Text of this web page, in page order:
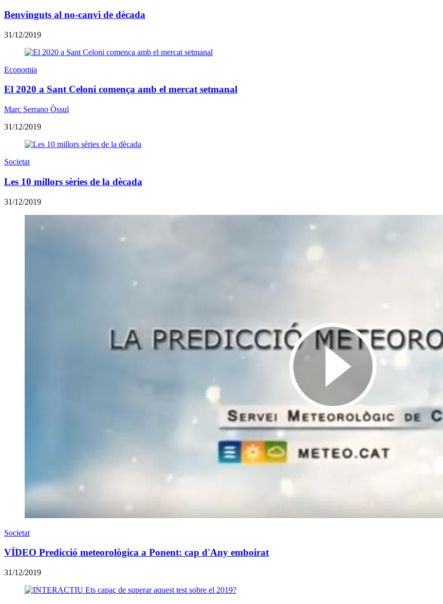
Benvinguts al no-canvi de dècada
31/12/2019
Economia
El 2020 a Sant Celoni comença amb el mercat setmanal
Marc Serrano Òssul
31/12/2019
Societat
Les 10 millors sèries de la dècada
31/12/2019
Societat
VÍDEO Predicció meteorològica a Ponent: cap d'Any emboirat
31/12/2019